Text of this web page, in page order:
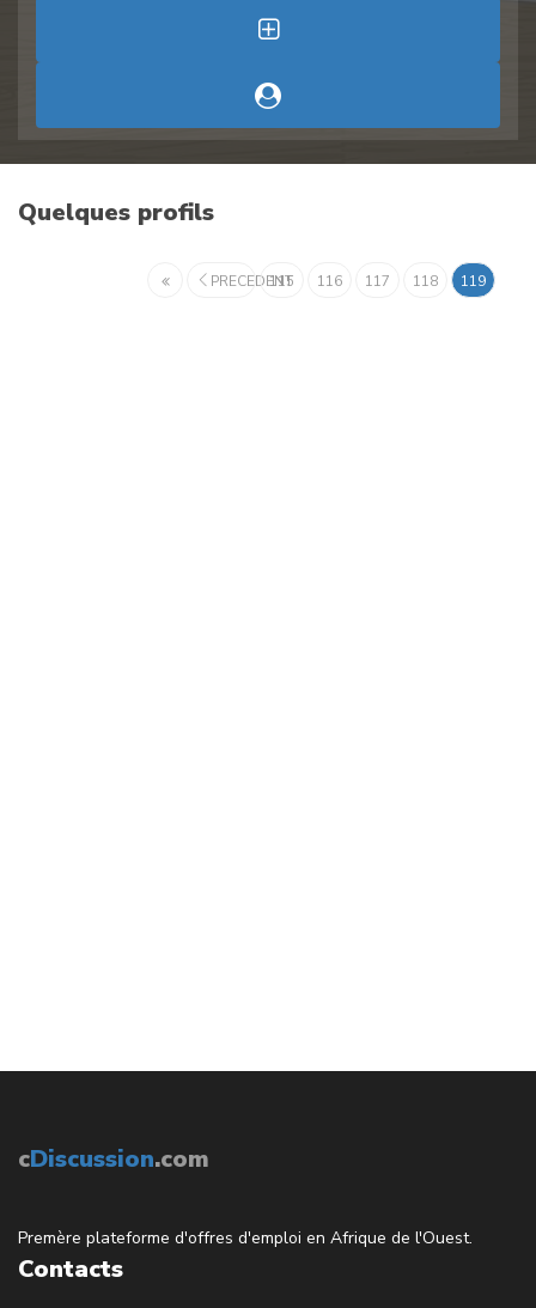
Quelques profils
PRECEDENT
115 116 117 118 119
cDiscussion.com
Premère plateforme d'offres d'emploi en Afrique de l'Ouest.
Contacts